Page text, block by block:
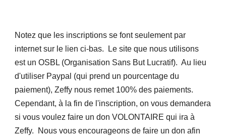
Notez que les inscriptions se font seulement par
internet sur le lien ci-bas. Le site que nous utilisons
est un OSBL (Organisation Sans But Lucratif). Au lieu
d'utiliser Paypal (qui prend un pourcentage du
paiement), Zeffy nous remet 100% des paiements.
Cependant, à la fin de l'inscription, on vous demandera
si vous voulez faire un don VOLONTAIRE qui ira à
Zeffy. Nous vous encourageons de faire un don afin